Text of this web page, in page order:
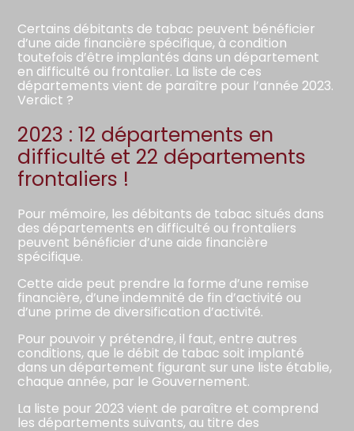
Certains débitants de tabac peuvent bénéficier
d’une aide financière spécifique, à condition
toutefois d’être implantés dans un département
en difficulté ou frontalier. La liste de ces
départements vient de paraître pour l’année 2023.
Verdict ?
2023 : 12 départements en
difficulté et 22 départements
frontaliers !
Pour mémoire, les débitants de tabac situés dans
des départements en difficulté ou frontaliers
peuvent bénéficier d’une aide financière
spécifique.
Cette aide peut prendre la forme d’une remise
financière, d’une indemnité de fin d’activité ou
d’une prime de diversification d’activité.
Pour pouvoir y prétendre, il faut, entre autres
conditions, que le débit de tabac soit implanté
dans un département figurant sur une liste établie,
chaque année, par le Gouvernement.
La liste pour 2023 vient de paraître et comprend
les départements suivants, au titre des